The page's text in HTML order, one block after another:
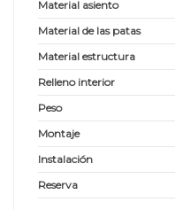
Material asiento
Material de las patas
Material estructura
Relleno interior
Peso
Montaje
Instalación
Reserva